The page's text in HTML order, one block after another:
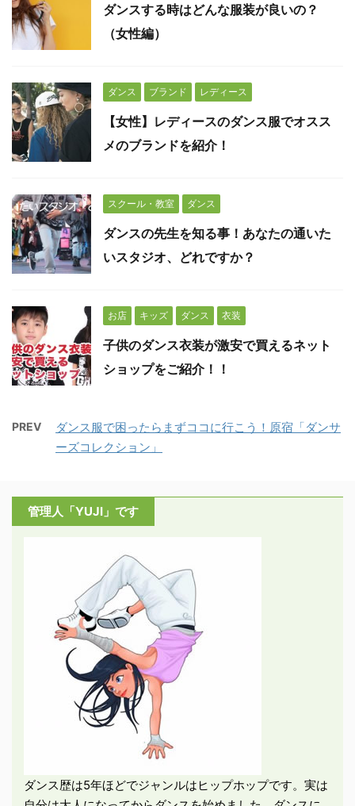
ダンスする時はどんな服装が良いの？
（女性編）
ダンス ブランド レディース
【女性】レディースのダンス服でオスス
メのブランドを紹介！
スクール・教室 ダンス
ダンスの先生を知る事！あなたの通いた
いスタジオ、どれですか？
お店 キッズ ダンス 衣装
子供のダンス衣装が激安で買えるネット
ショップをご紹介！！
PREV
ダンス服で困ったらまずココに行こう！原宿「ダンサ
ーズコレクション」
管理人「YUJI」です
ダンス歴は5年ほどでジャンルはヒップホップです。実は